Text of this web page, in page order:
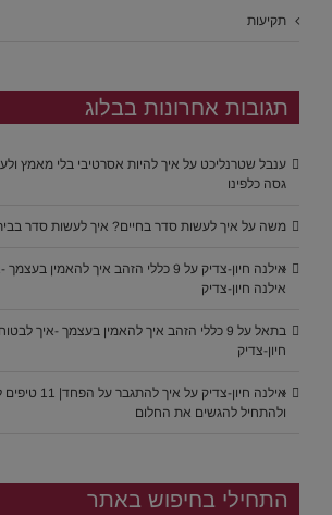
תקיעות
תגובות אחרונות בבלוג
ענבל שטרנליכט על איך להיות אסרטיבי בלי מאמץ
גסה כלפינו
משה על איך לעשות סדר בחיים? איך לעשות סדר
אילנה חיון-צדיק על
9 כללי הזהב איך להאמין
אילנה חיון-צדיק
בתאל על
9 כללי הזהב איך להאמין בעצמך -איך
חיון-צדיק
אילנה חיון-צדיק על
איך להתגבר
ולהתחיל להגשים את החלום
התחילי בחיפוש באתר